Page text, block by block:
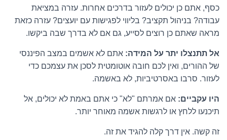
כסף, אתם כן יכולים לעזור בדרכים אחרות. עזרה במציאת
עבודה? בניהול תקציב? בליווי לפגישות עם יועצים? עזרה כזאת
מראה שאתם כן רוצים לסייע, גם אם לא בדרך שבה ביקשו.
אל תתנצלו יתר על המידה: אתם לא אשמים במצב הפיננסי
של ההורים, ואין לכם חובה אוטומטית לסכן את עצמכם כדי
לעזור. סרבו באסרטיביות, לא באשמה.
היו עקביים: אם אמרתם "לא" כי אתם באמת לא יכולים, אל
תיכנעו ללחץ או לרגשות אשמה מאוחר יותר.
זה קשה. אין דרך קלה להגיד את זה.